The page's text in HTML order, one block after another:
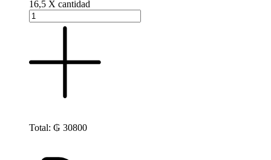
16,5 X cantidad
Total: ₲ 30800